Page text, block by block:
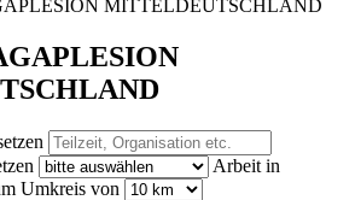
MITTELDEUTSCHLAND
Arbeit in
Umkreis von